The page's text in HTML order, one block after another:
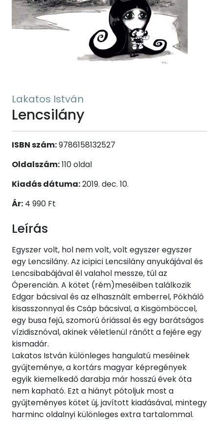
Lakatos István
Lencsilány
ISBN szám:9786158132527
Oldalszám:110 oldal
Kiadás dátuma:2019. dec. 10.
Ár: 4 990 Ft
Leírás
Egyszer volt, hol nem volt, volt egyszer egyszer
egy Lencsilány. Az icipici Lencsilány anyukájával és
Lencsibabájával él valahol messze, túl az
Óperencián. A kötet (rém)meséiben találkozik
Edgar bácsival és az elhasznált emberrel, Pókháló
kisasszonnyal és Csáp bácsival, a Kisgömböccel,
egy busa fejű, szomorú óriással és egy barátságos
vízidisznóval, akinek véletlenül ránőtt a fejére egy
kismadár.
Lakatos István különleges hangulatú meséinek
gyűjteménye, a kortárs magyar képregények
egyik kiemelkedő darabja már hosszú évek óta
nem kapható. Ezt a hiányt pótoljuk most a
gyűjteményes kötet új, javított kiadásával, mintegy
harminc oldalnyi különleges extra tartalommal.